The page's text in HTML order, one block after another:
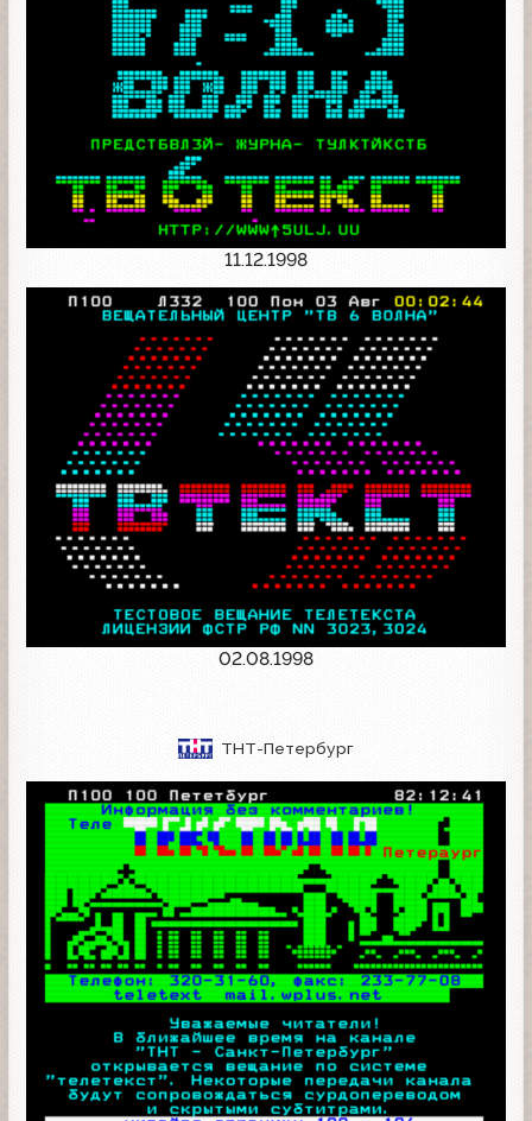
11.12.1998
02.08.1998
ТНТ-Петербург